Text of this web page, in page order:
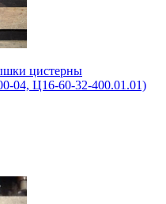
цистерны
04, Ц16-60-32-400.01.01)